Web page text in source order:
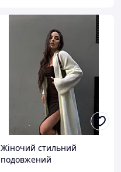
Жіночий стильний
подовжений